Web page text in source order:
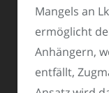
Mangels an
ermöglicht
Anhängern,
entfällt,